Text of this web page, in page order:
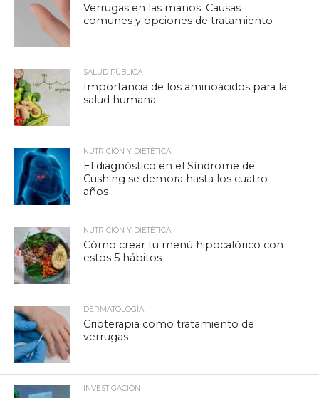
Verrugas en las manos: Causas
comunes y opciones de tratamiento
SALUD PÚBLICA
Importancia de los aminoácidos para la
salud humana
NUTRICIÓN Y DIETÉTICA
El diagnóstico en el Síndrome de
Cushing se demora hasta los cuatro
años
NUTRICIÓN Y DIETÉTICA
Cómo crear tu menú hipocalórico con
estos 5 hábitos
DERMATOLOGÍA
Crioterapia como tratamiento de
verrugas
INVESTIGACIÓN